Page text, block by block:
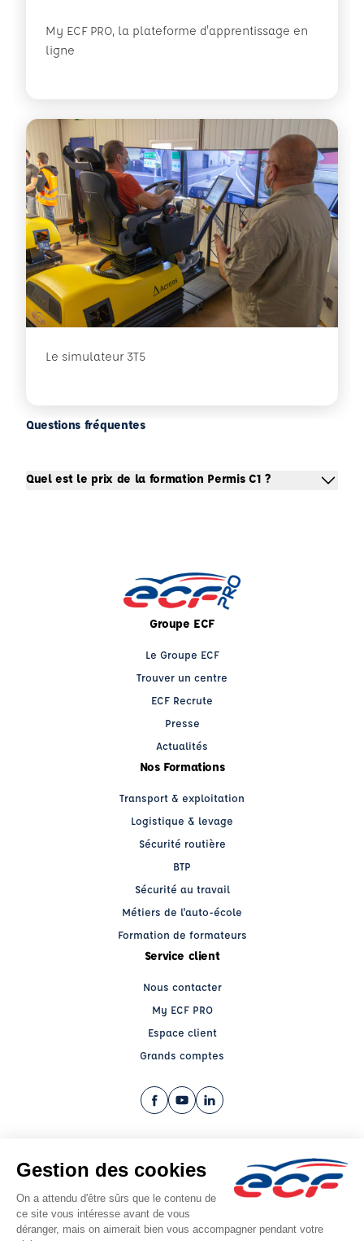
My ECF PRO, la plateforme d'apprentissage en
ligne
Le simulateur 3T5
Questions fréquentes
Quel est le prix de la formation Permis C1 ?
Groupe ECF
Le Groupe ECF
Trouver un centre
ECF Recrute
Presse
Actualités
Nos Formations
Transport & exploitation
Logistique & levage
Sécurité routière
BTP
Sécurité au travail
Métiers de l'auto-école
Formation de formateurs
Service client
Nous contacter
My ECF PRO
Espace client
Grands comptes
Facebook (nouvelle fenêtre)
YouTube (nouvelle fenêtre)
LinkedIn (nouvelle fenêtre)
CGV
Mentions légales
© 2026 École de Conduite Française. Tous droits réservés